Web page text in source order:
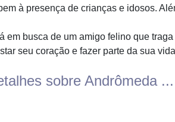
à presença de crianças e idosos.
em busca de um amigo felino que
seu coração e fazer parte da sua
sobre Andrômeda ...